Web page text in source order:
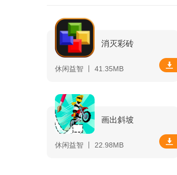
消灭彩砖
休闲益智 丨 41.35MB
画出斜坡
休闲益智 丨 22.98MB